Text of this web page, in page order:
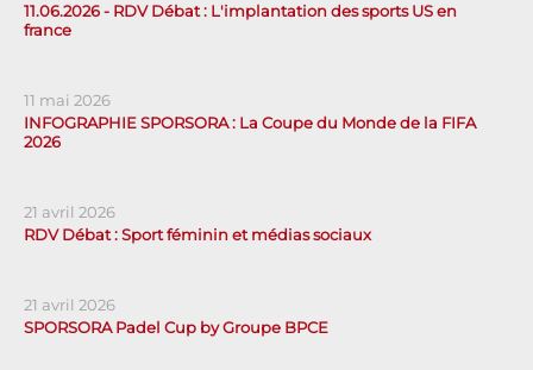
11.06.2026 - RDV Débat : L'implantation des sports US en
france
11 mai 2026
INFOGRAPHIE SPORSORA : La Coupe du Monde de la FIFA
2026
21 avril 2026
RDV Débat : Sport féminin et médias sociaux
21 avril 2026
SPORSORA Padel Cup by Groupe BPCE